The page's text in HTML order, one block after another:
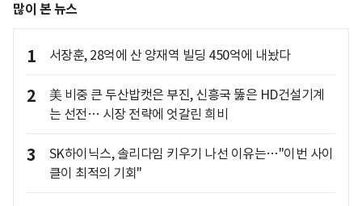
많이 본 뉴스
1 서장훈, 28억에 산 양재역 빌딩 450억에 내놨다
2
美 비중 큰 두산밥캣은 부진, 신흥국 뚫은 HD건설기계
는 선전… 시장 전략에 엇갈린 희비
3
SK하이닉스, 솔리다임 키우기 나선 이유는…"이번 사이
클이 최적의 기회"